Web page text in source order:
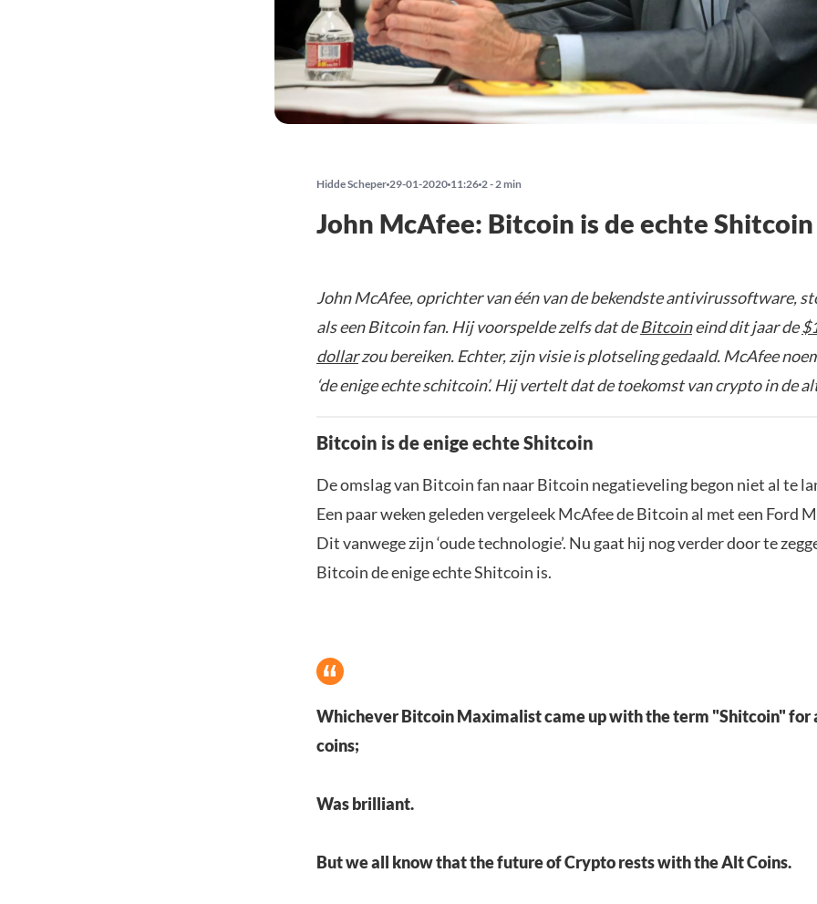
Hidde Scheper 29-01-2020 11:26 2 - 2 min
John McAfee: Bitcoin is de echte Shitcoin
John McAfee, oprichter van één van de bekendste antivirussoftware,
als een Bitcoin fan. Hij voorspelde zelfs dat deBitcoineind dit jaar de
dollarzou bereiken. Echter, zijn visie is plotseling gedaald. McAfee
‘de enige echte schitcoin’. Hij vertelt dat de toekomst van crypto in de
Bitcoin is de enige echte Shitcoin
De omslag van Bitcoin fan naar Bitcoin negatieveling begon niet al te
Een paar weken geleden vergeleek McAfee de Bitcoin al met een Ford
Dit vanwege zijn ‘oude technologie’. Nu gaat hij nog verder door te
Bitcoin de enige echte Shitcoin is.
Whichever Bitcoin Maximalist came up with the term "Shitcoin" for
coins;
Was brilliant.
But we all know that the future of Crypto rests with the Alt Coins.